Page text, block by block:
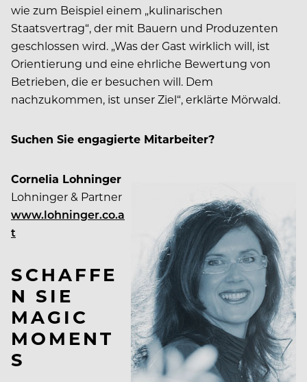
wie zum Beispiel einem „kulinarischen
Staatsvertrag“, der mit Bauern und Produzenten
geschlossen wird. „Was der Gast wirklich will, ist
Orientierung und eine ehrliche Bewertung von
Betrieben, die er besuchen will. Dem
nachzukommen, ist unser Ziel“, erklärte Mörwald.
Suchen Sie engagierte Mitarbeiter?
Cornelia Lohninger
Lohninger & Partner
www.lohninger.co.a
t
SCHAFFE
N SIE
MAGIC
MOMENT
S